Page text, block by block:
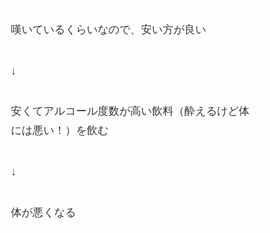
嘆いているくらいなので、安い方が良い
↓
安くてアルコール度数が高い飲料（酔えるけど体
には悪い！）を飲む
↓
体が悪くなる